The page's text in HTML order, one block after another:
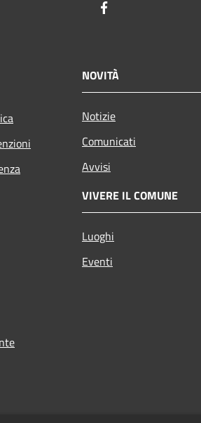
NOVITÀ
Notizie
Comunicati
Avvisi
VIVERE IL COMUNE
Luoghi
Eventi